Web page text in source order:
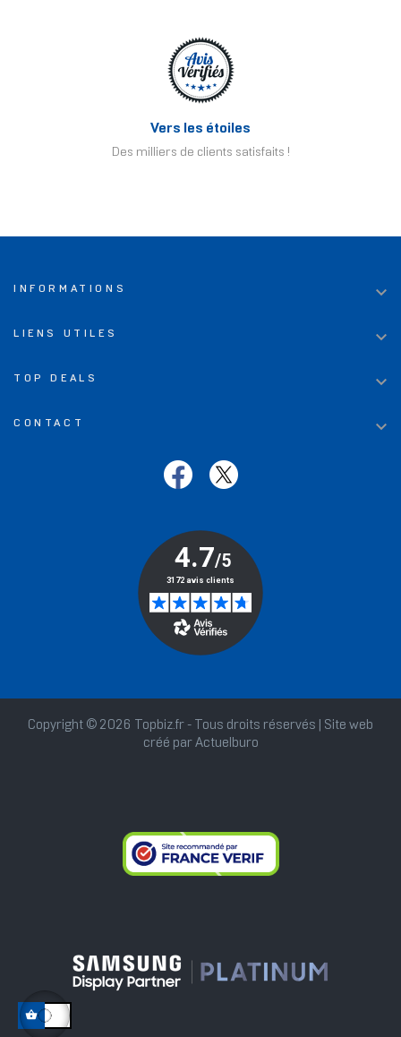
Vers les étoiles
Des milliers de clients satisfaits !
INFORMATIONS 
LIENS UTILES 
TOP DEALS 
CONTACT 
Copyright © 2026 Topbiz.fr - Tous droits réservés | Site web
créé par Actuelburo